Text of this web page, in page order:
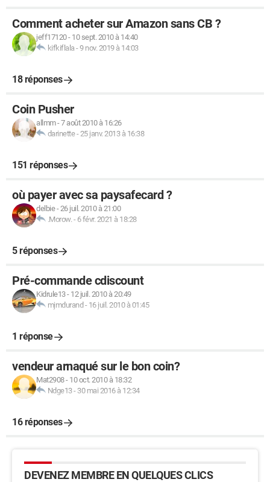
Comment acheter sur Amazon sans CB ?
jeff17120- 10 sept. 2010 à 14:40
kifkiflala -9 nov. 2019 à 14:03
18 réponses
Coin Pusher
allmm-7 août 2010 à 16:26
darinette-25 janv. 2013 à 16:38
151 réponses
où payer avec sa paysafecard ?
delbie-26 juil. 2010 à 21:00
.Morow. - 6 févr. 2021 à 18:28
5 réponses
Pré-commande cdiscount
Kidrule13- 12 juil. 2010 à 20:49
mjmdurand - 16 juil. 2010 à 01:45
1 réponse
vendeur arnaqué sur le bon coin?
Mat2908- 10 oct. 2010 à 18:32
Ndge13- 30 mai 2016 à 12:34
16 réponses
DEVENEZ MEMBRE EN QUELQUES CLICS